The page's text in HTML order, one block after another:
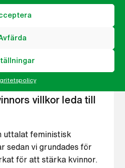
villkor leda till
uttalat feministisk
sedan vi grundades för
för att stärka kvinnor.